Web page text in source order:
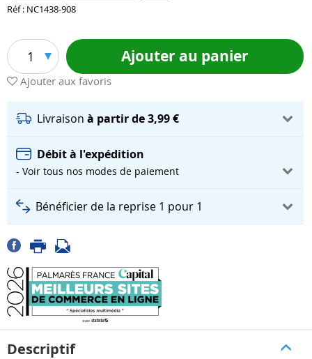
Réf : NC1438-908
1 Ajouter au panier
Ajouter aux favoris
Livraison à partir de 3,99 €
Débit à l'expédition
- Voir tous nos modes de paiement
Bénéficier de la reprise 1 pour 1
Descriptif